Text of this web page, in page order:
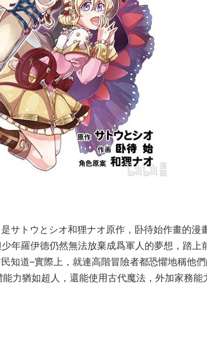
サトウとシオ和狸ナオ原作，卧待始作畫的漫
年羅伊德仍然無法放棄成爲軍人的夢想，踏上
知道–實際上，就連高階冒險者都恐懼地稱他
力猶如超人，還能使用古代魔法，外加家務能